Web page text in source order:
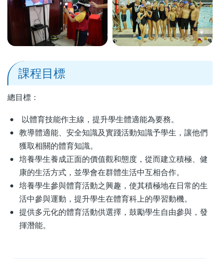
課程目標
總目標：
以體育技能作主線，提升學生體適能為要務。
教導體適能、安全知識及實踐活動知識予學生，讓他們
獲取相關的體育知識。
培養學生養成正面的價值觀和態度，從而建立積極、健
康的生活方式，並學會在群體生活中互相合作。
培養學生參與體育活動之興趣，使其積極地在日常的生
活中參與運動，提升學生在體育科上的學習動機。
提供多元化的體育活動供選擇，鼓勵學生自由參與，發
揮潛能。